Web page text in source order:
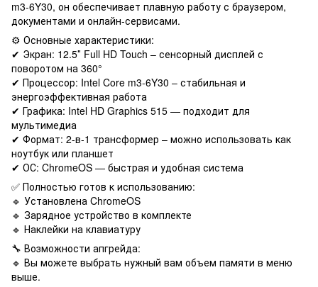
m3-6Y30, он обеспечивает плавную работу с браузером,
документами и онлайн-сервисами.
⚙️ Основные характеристики:
✔ Экран: 12.5″ Full HD Touch – сенсорный дисплей с
поворотом на 360°
✔ Процессор: Intel Core m3-6Y30 – стабильная и
энергоэффективная работа
✔ Графика: Intel HD Graphics 515 — подходит для
мультимедиа
✔ Формат: 2-в-1 трансформер – можно использовать как
ноутбук или планшет
✔ ОС: ChromeOS — быстрая и удобная система
✅ Полностью готов к использованию:
🔹 Установлена ​​ChromeOS
🔹 Зарядное устройство в комплекте
🔹 Наклейки на клавиатуру
🔧 Возможности апгрейда:
🔹 Вы можете выбрать нужный вам объем памяти в меню
выше.